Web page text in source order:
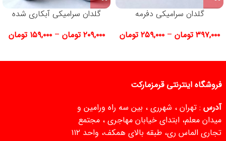
گلدان سرامیکی دفرمه
۳۹۷,۰۰۰ تومان – ۲۵۹,۰۰۰ تومان
گلدان سرامیکی آبکاری شده
۲۰۹,۰۰۰ تومان – ۱۵۹,۰۰۰ تومان
فروشگاه اینترنتی قرمزمارکت
آدرس : تهران ، شهرری ، بین سه راه ورامین و
میدان معلم، ابتدای خیابان مهاجری ، مجتمع
تجاری الماس ری، طبقه بالای همکف، واحد ۱۱۲